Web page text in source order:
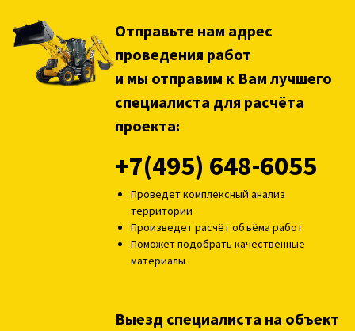
Отправьте нам адрес
проведения работ
и мы отправим к Вам лучшего
специалиста для расчёта
проекта:
+7(495) 648-6055
Проведет комплексный анализ
территории
Произведет расчёт объёма работ
Поможет подобрать качественные
материалы
Выезд специалиста на объект